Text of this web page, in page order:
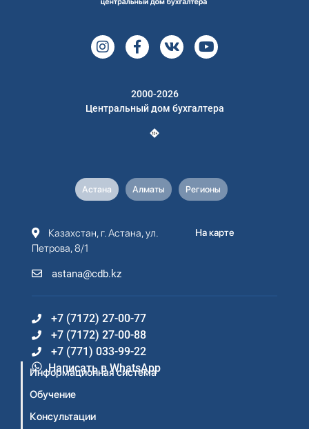
2000-2026
Центральный дом бухгалтера
Астана Алматы Регионы
Казахстан, г. Астана, ул.
Петрова, 8/1
astana@cdb.kz
На карте
+7 (7172) 27-00-77
+7 (7172) 27-00-88
+7 (771) 033-99-22
Написать в WhatsApp
Информационная система
Обучение
Консультации